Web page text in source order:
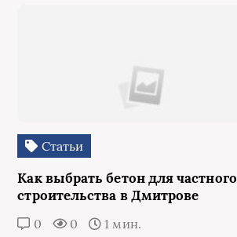
Статьи
Как выбрать бетон для частного
строительства в Дмитрове
0 0 1 мин.